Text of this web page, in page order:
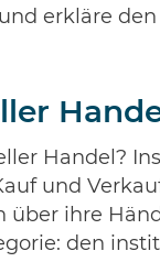
erkläre
Handel?
und
über ihre
den